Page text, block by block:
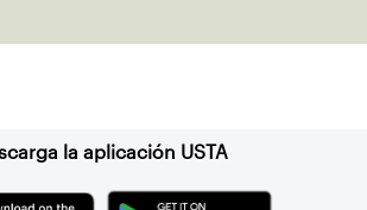
la aplicación USTA